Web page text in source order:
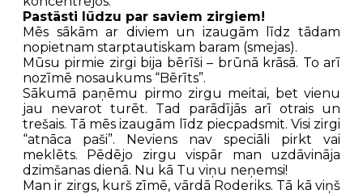
Pastāsti lūdzu par saviem zirgiem!
Mēs sākām ar diviem un izaugām līdz tādam
nopietnam starptautiskam baram (smejas).
Mūsu pirmie zirgi bija bērīši – brūnā krāsā. To arī
nozīmē nosaukums “Bērīts”.
Sākumā paņēmu pirmo zirgu meitai, bet vienu
jau nevarot turēt. Tad parādījās arī otrais un
trešais. Tā mēs izaugām līdz piecpadsmit. Visi zirgi
“atnāca paši”. Neviens nav speciāli pirkt vai
meklēts. Pēdējo zirgu vispār man uzdāvināja
dzimšanas dienā. Nu kā Tu viņu neņemsi!
Man ir zirgs, kurš zīmē, vārdā Roderiks. Tā kā viņš